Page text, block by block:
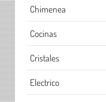
Chimenea
Cocinas
Cristales
Electrico